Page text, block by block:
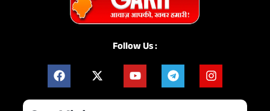
Follow Us :